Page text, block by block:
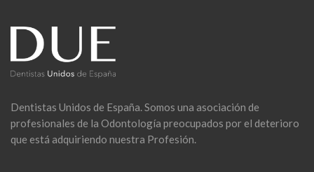
Dentistas Unidos de España. Somos una asociación de
profesionales de la Odontología preocupados por el deterioro
que está adquiriendo nuestra Profesión.